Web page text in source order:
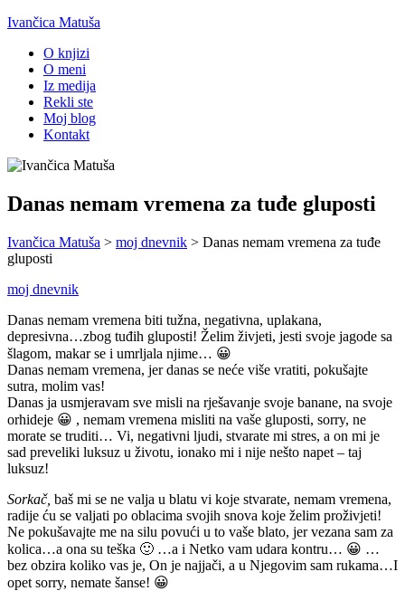
Ivančica Matuša
O knjizi
O meni
Iz medija
Rekli ste
Moj blog
Kontakt
Danas nemam vremena za tuđe gluposti
Ivančica Matuša > moj dnevnik > Danas nemam vremena za tuđe
gluposti
moj dnevnik
Danas nemam vremena biti tužna, negativna, uplakana,
depresivna…zbog tuđih gluposti! Želim živjeti, jesti svoje jagode sa
šlagom, makar se i umrljala njime… 😀
Danas nemam vremena, jer danas se neće više vratiti, pokušajte
sutra, molim vas!
Danas ja usmjeravam sve misli na rješavanje svoje banane, na svoje
orhideje 😀 , nemam vremena misliti na vaše gluposti, sorry, ne
morate se truditi… Vi, negativni ljudi, stvarate mi stres, a on mi je
sad preveliki luksuz u životu, ionako mi i nije nešto napet – taj
luksuz!
Sorkač, baš mi se ne valja u blatu vi koje stvarate, nemam vremena,
radije ću se valjati po oblacima svojih snova koje želim proživjeti!
Ne pokušavajte me na silu povući u to vaše blato, jer vezana sam za
kolica…a ona su teška 🙂 …a i Netko vam udara kontru… 😀 …
bez obzira koliko vas je, On je najjači, a u Njegovim sam rukama…I
opet sorry, nemate šanse! 😀